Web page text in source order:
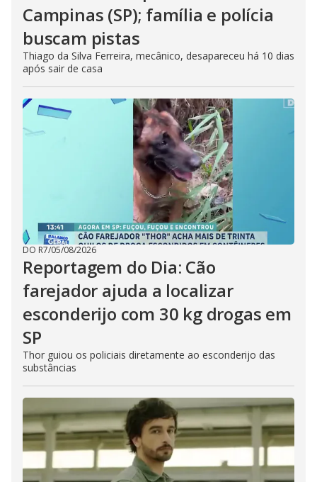
Campinas (SP); família e polícia
buscam pistas
Thiago da Silva Ferreira, mecânico, desapareceu há 10 dias
após sair de casa
DO R7/05/08/2026
Reportagem do Dia: Cão
farejador ajuda a localizar
esconderijo com 30 kg drogas em
SP
Thor guiou os policiais diretamente ao esconderijo das
substâncias